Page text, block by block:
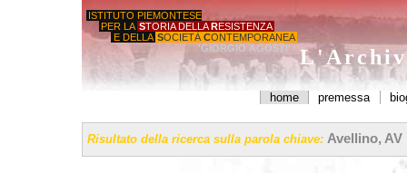
ISTITUTO PIEMONTESE
PER LA STORIA DELLA RESISTENZA
E DELLA SOCIETÀ CONTEMPORANEA
'GIORGIO AGOSTI'
home premessa
Risultato della ricerca sulla parola chiave: Avellino, AV